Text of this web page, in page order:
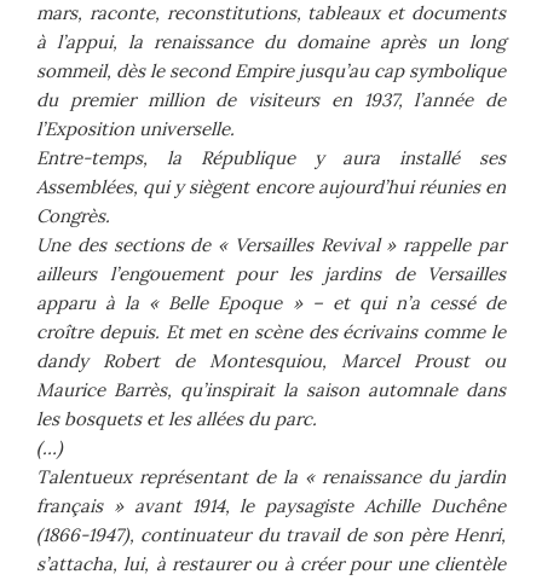
mars, raconte, reconstitutions, tableaux et documents
à l’appui, la renaissance du domaine après un long
sommeil, dès le second Empire jusqu’au cap symbolique
du premier million de visiteurs en 1937, l’année de
l’Exposition universelle.
Entre-temps, la République y aura installé ses
Assemblées, qui y siègent encore aujourd’hui réunies en
Congrès.
Une des sections de « Versailles Revival » rappelle par
ailleurs l’engouement pour les jardins de Versailles
apparu à la « Belle Epoque » – et qui n’a cessé de
croître depuis. Et met en scène des écrivains comme le
dandy Robert de Montesquiou, Marcel Proust ou
Maurice Barrès, qu’inspirait la saison automnale dans
les bosquets et les allées du parc.
(…)
Talentueux représentant de la « renaissance du jardin
français » avant 1914, le paysagiste Achille Duchêne
(1866-1947), continuateur du travail de son père Henri,
s’attacha, lui, à restaurer ou à créer pour une clientèle